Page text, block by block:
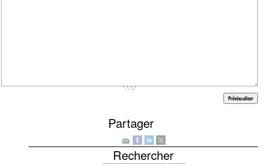
Partager
Rechercher